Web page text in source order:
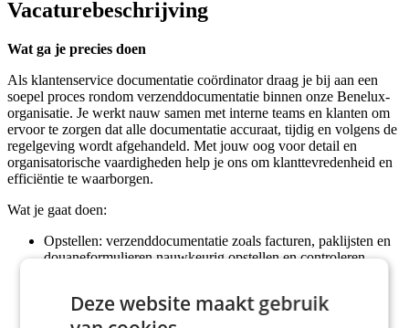
Vacaturebeschrijving
Wat ga je precies doen
Als klantenservice documentatie coördinator draag je bij aan een
soepel proces rondom verzenddocumentatie binnen onze Benelux-
organisatie. Je werkt nauw samen met interne teams en klanten om
ervoor te zorgen dat alle documentatie accuraat, tijdig en volgens de
regelgeving wordt afgehandeld. Met jouw oog voor detail en
organisatorische vaardigheden help je ons om klanttevredenheid en
efficiëntie te waarborgen.
Wat je gaat doen:
Opstellen: verzenddocumentatie zoals facturen, paklijsten en
douaneformulieren nauwkeurig opstellen en controleren.
garanderen.
Communiceren: klanten ondersteunen bij
Deze website maakt gebruik